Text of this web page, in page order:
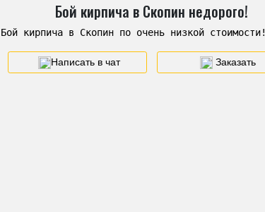
Бой кирпича в Скопин недорого!
Бой кирпича в Скопин по очень низкой стоимости!
Написать в чат Заказать